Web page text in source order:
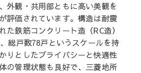
外観・共用部ともに高い美観を
評価されています。構造は耐震
た鉄筋コンクリート造（RC造）
総戸数78戸というスケールを持
りとしたプライバシーと快適性
の管理状態も良好で、三菱地所